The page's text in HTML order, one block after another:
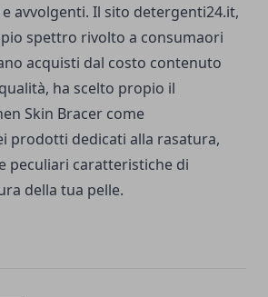
avvolgenti. Il sito detergenti24.it,
spettro rivolto a consumaori
acquisti dal costo contenuto
ha scelto propio il
Skin Bracer come
prodotti dedicati alla rasatura,
peculiari caratteristiche di
della tua pelle.